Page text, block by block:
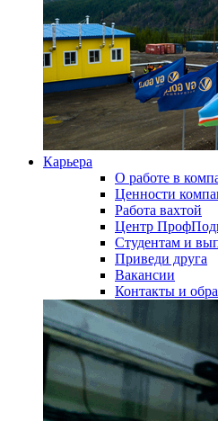
Карьера
О работе в
Ценности
Работа вахтой
Центр
Студентам и
Приведи друга
Вакансии
Контакты и